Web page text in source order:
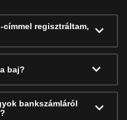
regisztráltam,
baj?
bankszámláról